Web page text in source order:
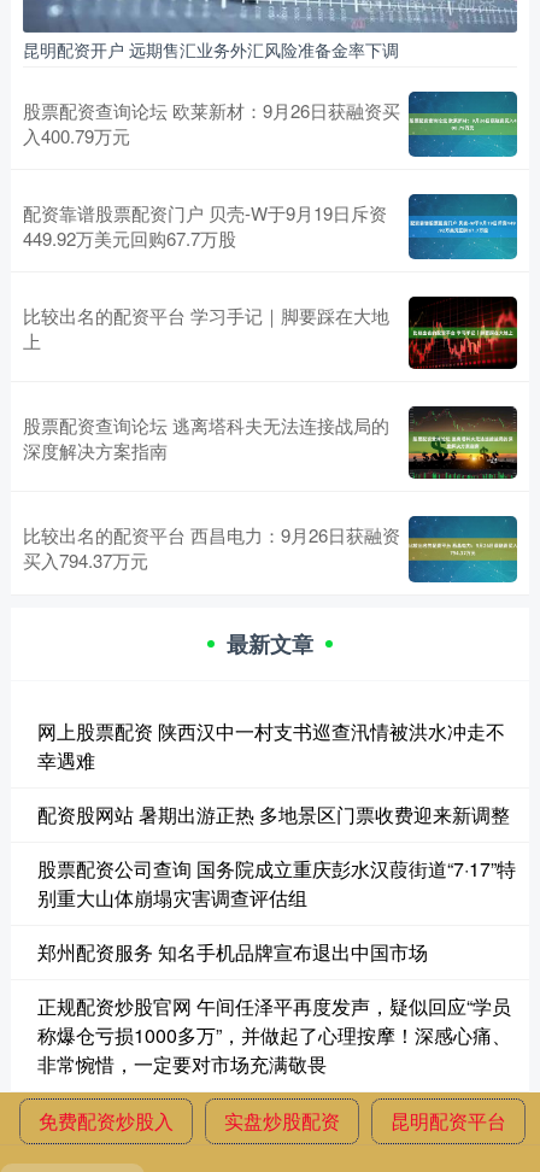
昆明配资开户 远期售汇业务外汇风险准备金率下调
股票配资查询论坛 欧莱新材：9月26日获融资买
入400.79万元
配资靠谱股票配资门户 贝壳-W于9月19日斥资
449.92万美元回购67.7万股
比较出名的配资平台 学习手记｜脚要踩在大地
上
股票配资查询论坛 逃离塔科夫无法连接战局的
深度解决方案指南
比较出名的配资平台 西昌电力：9月26日获融资
买入794.37万元
最新文章
网上股票配资 陕西汉中一村支书巡查汛情被洪水冲走不
幸遇难
配资股网站 暑期出游正热 多地景区门票收费迎来新调整
股票配资公司查询 国务院成立重庆彭水汉葭街道“7·17”特
别重大山体崩塌灾害调查评估组
郑州配资服务 知名手机品牌宣布退出中国市场
正规配资炒股官网 午间任泽平再度发声，疑似回应“学员
称爆仓亏损1000多万”，并做起了心理按摩！深感心痛、
非常惋惜，一定要对市场充满敬畏
免费配资炒股入 实盘炒股配资 昆明配资平台